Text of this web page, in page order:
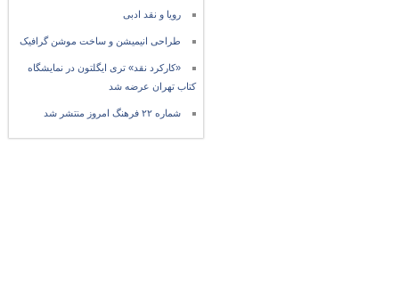
رویا و نقد ادبی
طراحی انیمیشن و ساخت موشن گرافیک
«کارکرد نقد» تری ایگلتون در نمایشگاه
کتاب تهران عرضه شد
شماره ۲۲ فرهنگ امروز منتشر شد